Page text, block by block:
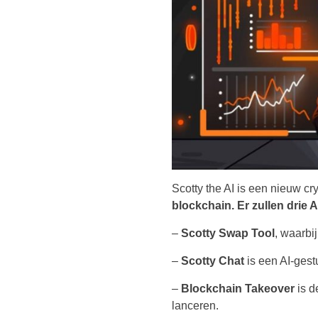
Scotty the AI is een nieuw
blockchain. Er zullen drie
– Scotty Swap Tool ,
– Scotty Chat is een AI-
– Blockchain Takeover is
lanceren.